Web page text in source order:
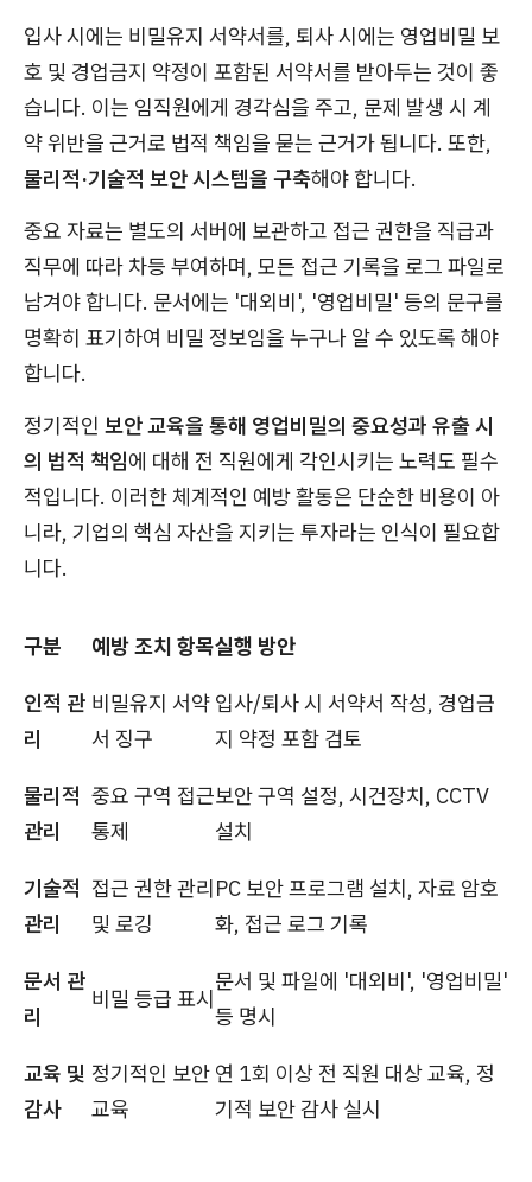
입사 시에는 비밀유지 서약서를, 퇴사 시에는 영업비밀 보
호 및 경업금지 약정이 포함된 서약서를 받아두는 것이 좋
습니다. 이는 임직원에게 경각심을 주고, 문제 발생 시 계
약 위반을 근거로 법적 책임을 묻는 근거가 됩니다. 또한,
물리적·기술적 보안 시스템을 구축해야 합니다.
중요 자료는 별도의 서버에 보관하고 접근 권한을 직급과
직무에 따라 차등 부여하며, 모든 접근 기록을 로그 파일로
남겨야 합니다. 문서에는 '대외비', '영업비밀' 등의 문구를
명확히 표기하여 비밀 정보임을 누구나 알 수 있도록 해야
합니다.
정기적인 보안 교육을 통해 영업비밀의 중요성과 유출 시
의 법적 책임에 대해 전 직원에게 각인시키는 노력도 필수
적입니다. 이러한 체계적인 예방 활동은 단순한 비용이 아
니라, 기업의 핵심 자산을 지키는 투자라는 인식이 필요합
니다.
구분 예방 조치 항목실행 방안
인적 관
리
비밀유지 서약
서 징구
입사/퇴사 시 서약서 작성, 경업금
지 약정 포함 검토
물리적
관리
중요 구역 접근
통제
보안 구역 설정, 시건장치, CCTV
설치
기술적
관리
접근 권한 관리
및 로깅
PC 보안 프로그램 설치, 자료 암호
화, 접근 로그 기록
문서 관
리
비밀 등급 표시
문서 및 파일에 '대외비', '영업비밀'
등 명시
교육 및
감사
정기적인 보안
교육
연 1회 이상 전 직원 대상 교육, 정
기적 보안 감사 실시